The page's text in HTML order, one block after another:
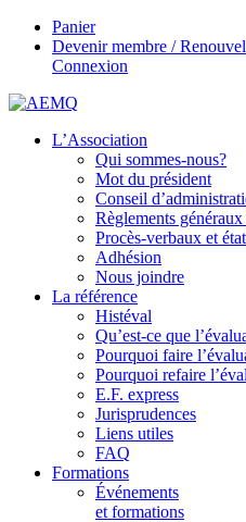
Panier
Devenir membre /
Connexion
L’Association
Qui sommes-nous?
Mot du président
Conseil
Règlements
Procès-verbaux et
Adhésion
Nous joindre
La référence
Histéval
Qu’est-ce que
Pourquoi faire
Pourquoi refaire
E.F. express
Jurisprudences
Liens utiles
FAQ
Formations
Événements
et formations